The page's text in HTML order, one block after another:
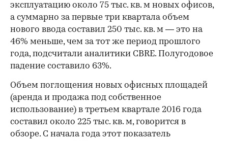
эксплуатацию около 75 тыс. кв. м новых офисов,
а суммарно за первые три квартала объем
нового ввода составил 250 тыс. кв. м — это на
46% меньше, чем за тот же период прошлого
года, подсчитали аналитики CBRE. Полугодовое
падение составило 63%.
Объем поглощения новых офисных площадей
(аренда и продажа под собственное
использование) в третьем квартале 2016 года
составил около 225 тыс. кв. м, говорится в
обзоре. С начала года этот показатель